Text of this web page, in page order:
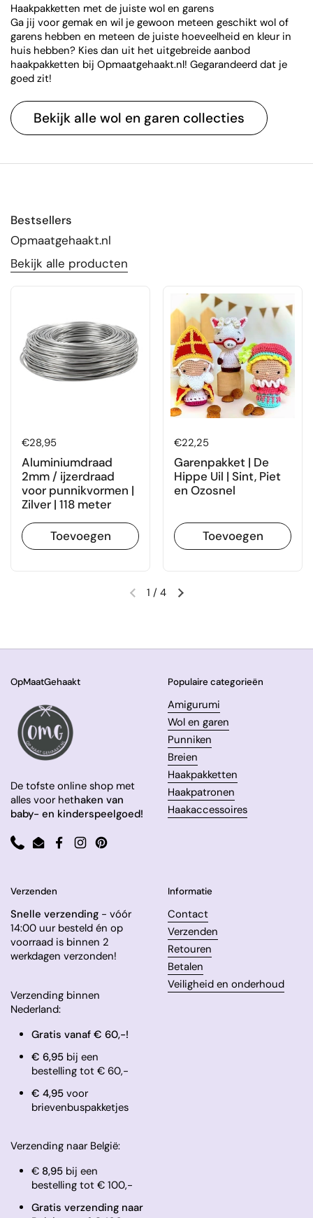
Haakpakketten met de juiste wol en garens
Ga jij voor gemak en wil je gewoon meteen geschikt wol of
garens hebben en meteen de juiste hoeveelheid en kleur in
huis hebben? Kies dan uit het uitgebreide aanbod
haakpakketten bij Opmaatgehaakt.nl! Gegarandeerd dat je
goed zit!
Bekijk alle wol en garen collecties
Bestsellers
Opmaatgehaakt.nl
Bekijk alle producten
Prijs:
€28,95
Aluminiumdraad
2mm / ijzerdraad
voor punnikvormen |
Zilver | 118 meter
Toevoegen
Prijs:
€22,25
Garenpakket | De
Hippe Uil | Sint, Piet
en Ozosnel
Toevoegen
Vorige diaVolgende dia
1 / 4
OpMaatGehaakt
De tofste online shop met
alles voor hethaken van
baby- en kinderspeelgoed!
PhoneEmailFacebook
InstagramPinterest
Populaire categorieën
Amigurumi
Wol en garen
Punniken
Breien
Haakpakketten
Haakpatronen
Haakaccessoires
Verzenden
Snelle verzending - vóór
14:00 uur besteld én op
voorraad is binnen 2
werkdagen verzonden!
Verzending binnen
Nederland:
Gratis vanaf € 60,-!
€ 6,95 bij een
bestelling tot € 60,-
​€ 4,95 voor
brievenbuspakketjes
Verzending naar België:
€ 8,95bij een
bestelling tot € 100,-
Gratis verzending naar
Informatie
Contact
Verzenden
Retouren
Betalen
Veiligheid en onderhoud